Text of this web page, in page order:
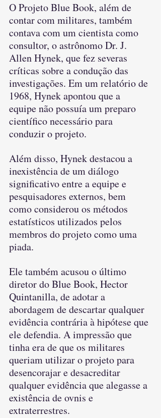
O Projeto Blue Book, além de
contar com militares, também
contava com um cientista como
consultor, o astrônomo Dr. J.
Allen Hynek, que fez severas
críticas sobre a condução das
investigações. Em um relatório de
1968, Hynek apontou que a
equipe não possuía um preparo
científico necessário para
conduzir o projeto.
Além disso, Hynek destacou a
inexistência de um diálogo
significativo entre a equipe e
pesquisadores externos, bem
como considerou os métodos
estatísticos utilizados pelos
membros do projeto como uma
piada.
Ele também acusou o último
diretor do Blue Book, Hector
Quintanilla, de adotar a
abordagem de descartar qualquer
evidência contrária à hipótese que
ele defendia. A impressão que
tinha era de que os militares
queriam utilizar o projeto para
desencorajar e desacreditar
qualquer evidência que alegasse a
existência de ovnis e
extraterrestres.